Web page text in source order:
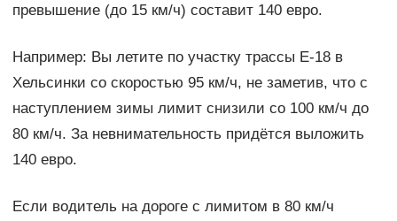
превышение (до 15 км/ч) составит 140 евро.
Например: Вы летите по участку трассы Е-18 в
Хельсинки со скоростью 95 км/ч, не заметив, что с
наступлением зимы лимит снизили со 100 км/ч до
80 км/ч. За невнимательность придётся выложить
140 евро.
Если водитель на дороге с лимитом в 80 км/ч